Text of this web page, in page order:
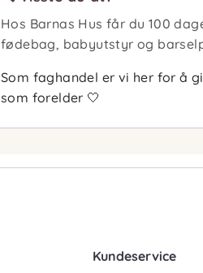
Hos Barnas Hus får du 100
fødebag, babyutstyr og
Som faghandel er vi her for å
som forelder 🤍
Kundeservice